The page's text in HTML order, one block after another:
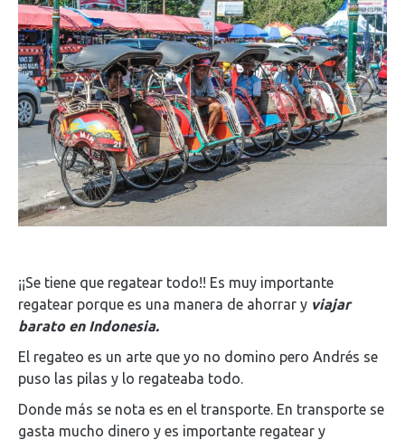
¡¡Se tiene que regatear todo!! Es muy importante
regatear porque es una manera de ahorrar y viajar
barato en Indonesia.
El regateo es un arte que yo no domino pero Andrés se
puso las pilas y lo regateaba todo.
Donde más se nota es en el transporte. En transporte se
gasta mucho dinero y es importante regatear y